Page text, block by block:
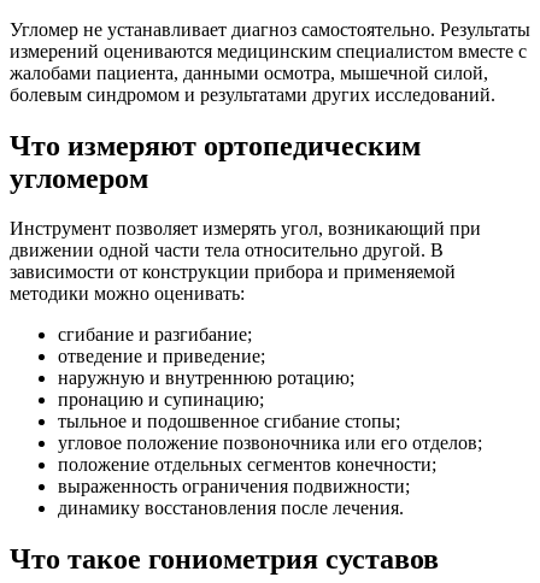
Угломер не устанавливает диагноз самостоятельно. Результаты
измерений оцениваются медицинским специалистом вместе с
жалобами пациента, данными осмотра, мышечной силой,
болевым синдромом и результатами других исследований.
Что измеряют ортопедическим
угломером
Инструмент позволяет измерять угол, возникающий при
движении одной части тела относительно другой. В
зависимости от конструкции прибора и применяемой
методики можно оценивать:
сгибание и разгибание;
отведение и приведение;
наружную и внутреннюю ротацию;
пронацию и супинацию;
тыльное и подошвенное сгибание стопы;
угловое положение позвоночника или его отделов;
положение отдельных сегментов конечности;
выраженность ограничения подвижности;
динамику восстановления после лечения.
Что такое гониометрия суставов